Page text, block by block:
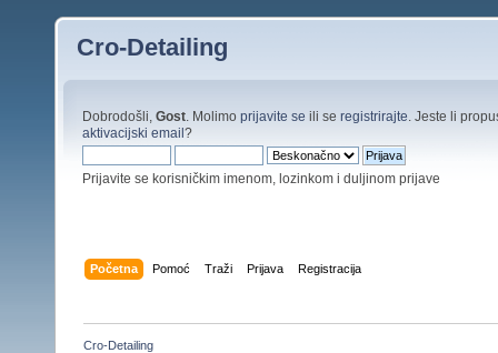
Cro-Detailing
Dobrodošli, Gost . Molimo prijavite se ili se registrirajte . Jeste li
aktivacijski email?
Prijavite se korisničkim imenom, lozinkom i duljinom prijave
Početna Pomoć Traži Prijava Registracija
Cro-Detailing